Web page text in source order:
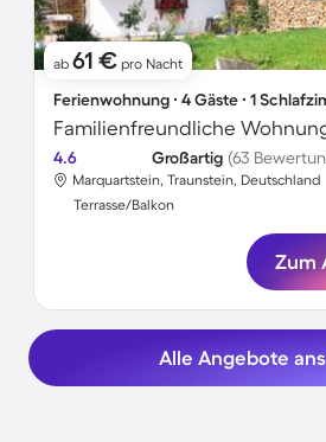
ab 61 € pro Nacht
Ferienwohnung ∙ 4 Gäste ∙ 1
4.6 Großartig (63
Marquartstein, Traunstein, Deutschland
Terrasse/Balkon
Zum
Alle Angebote